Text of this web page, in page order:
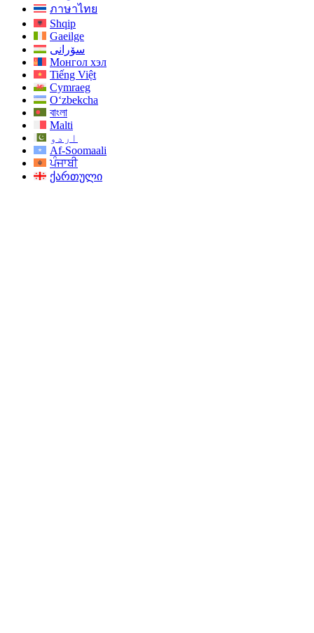
ภาษาไทย
Shqip
Gaeilge
سۆرانی
Монгол хэл
Tiếng Việt
Cymraeg
O‘zbekcha
বাংলা
Malti
اردو
Af-Soomaali
ਪੰਜਾਬੀ
ქართული